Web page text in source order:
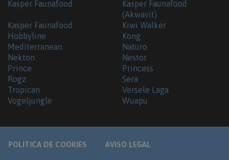
Kasper Faunafood
Kasper Faunafood
(Akwavit)
Kasper Faunafood
Hobbyline
Kiwi Walker
Kong
Mediterranean
Naturo
Nekton
Nestor
Prince
Princess
Rogz
Sera
Tropican
Versele Laga
Vogeljungle
Wuapu
POLITICA DE COOKIES AVISO LEGAL